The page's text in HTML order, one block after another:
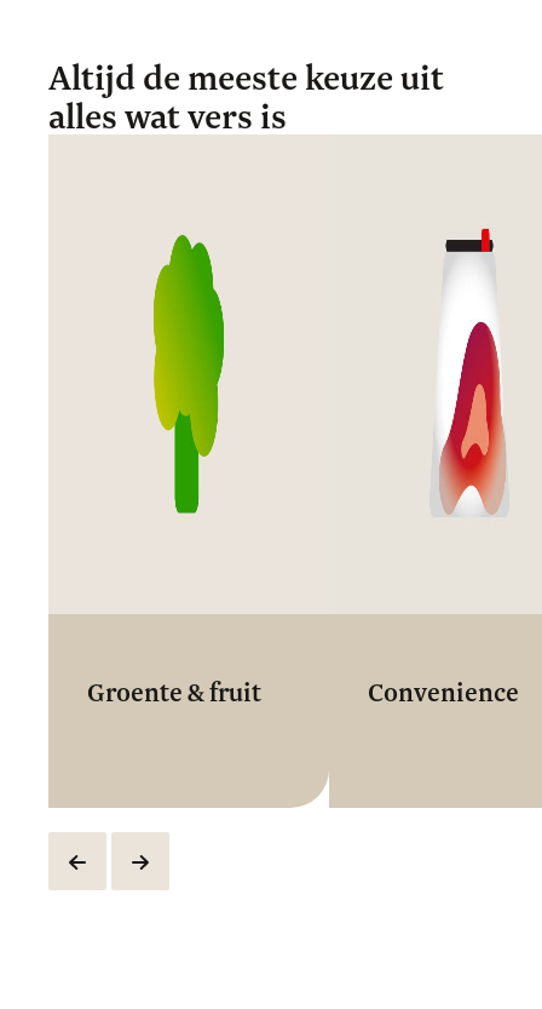
Altijd de meeste keuze uit
alles wat vers is
Groente & fruit Convenience